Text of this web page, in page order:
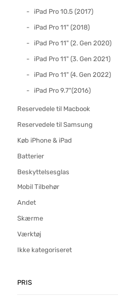
iPad Pro 10.5 (2017)
iPad Pro 11" (2018)
iPad Pro 11" (2. Gen 2020)
iPad Pro 11" (3. Gen 2021)
iPad Pro 11" (4. Gen 2022)
iPad Pro 9.7"(2016)
Reservedele til Macbook
Reservedele til Samsung
Køb iPhone & iPad
Batterier
Beskyttelsesglas
Mobil Tilbehør
Andet
Skærme
Værktøj
Ikke kategoriseret
PRIS